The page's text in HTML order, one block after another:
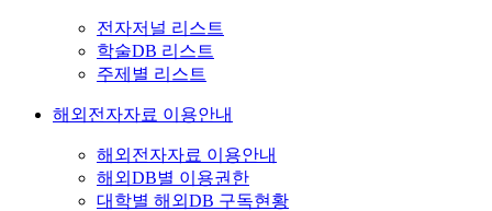
전자저널 리스트
학술DB 리스트
주제별 리스트
해외전자자료 이용안내
해외전자자료 이용안내
해외DB별 이용권한
대학별 해외DB 구독현황